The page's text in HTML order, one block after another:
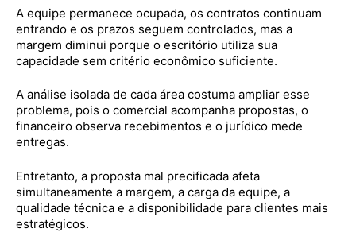
A equipe permanece ocupada, os contratos continuam
entrando e os prazos seguem controlados, mas a
margem diminui porque o escritório utiliza sua
capacidade sem critério econômico suficiente.
A análise isolada de cada área costuma ampliar esse
problema, pois o comercial acompanha propostas, o
financeiro observa recebimentos e o jurídico mede
entregas.
Entretanto, a proposta mal precificada afeta
simultaneamente a margem, a carga da equipe, a
qualidade técnica e a disponibilidade para clientes mais
estratégicos.